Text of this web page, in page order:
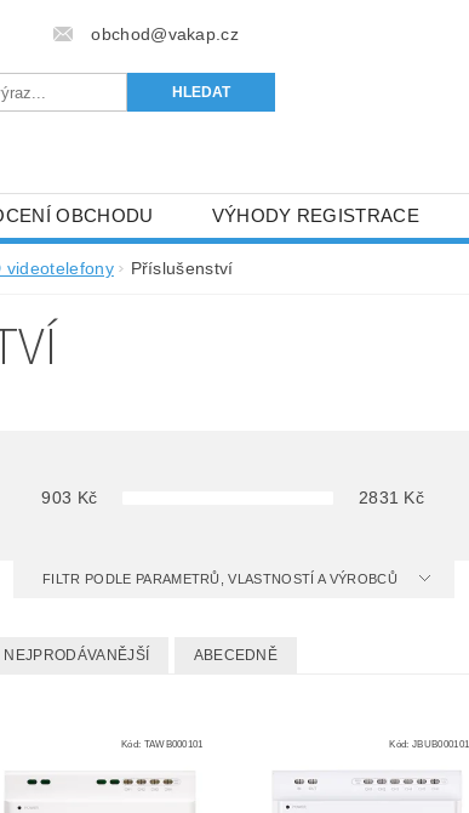
obchod@vakap.cz
OBCHODU VÝHODY REGISTRACE
videotelefony Příslušenství
903 Kč 2831 Kč
FILTR PODLE PARAMETRŮ, VLASTNOSTÍ A VÝROBCŮ
NEJPRODÁVANĚJŠÍ ABECEDNĚ
Kód: TAWB000101 Kód:JBUB000101